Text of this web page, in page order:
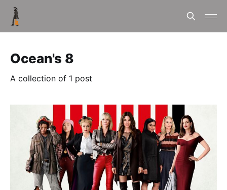
Ocean's 8
A collection of 1 post